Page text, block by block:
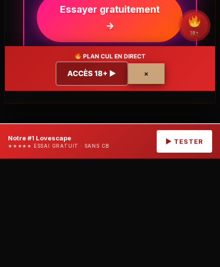
PLAN CUL EN DIRECT
ACCÈS 18+ ▶ ×
18+
Essayer gratuitement
→
PREVIOUS NEXT
Notre #1 Lovescape
★★★★★ ESSAI GRATUIT · SANS CB
▶ TESTER